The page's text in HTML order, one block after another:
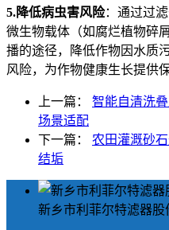
5.降低病虫害风险：通过过
微生物载体（如腐烂植物碎
播的途径，降低作物因水质
风险，为作物健康生长提供保
上一篇： 智能自清洗
场景适配
下一篇： 农田灌溉砂
结垢
新乡市利菲尔特滤器股